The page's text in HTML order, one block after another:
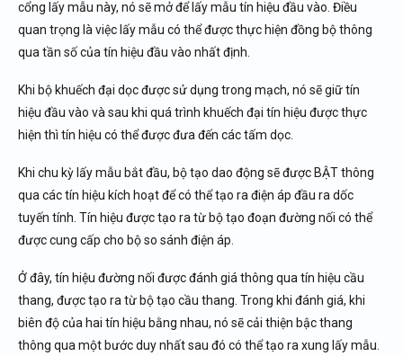
cổng lấy mẫu này, nó sẽ mở để lấy mẫu tín hiệu đầu vào. Điều
quan trọng là việc lấy mẫu có thể được thực hiện đồng bộ thông
qua tần số của tín hiệu đầu vào nhất định.
Khi bộ khuếch đại dọc được sử dụng trong mạch, nó sẽ giữ tín
hiệu đầu vào và sau khi quá trình khuếch đại tín hiệu được thực
hiện thì tín hiệu có thể được đưa đến các tấm dọc.
Khi chu kỳ lấy mẫu bắt đầu, bộ tạo dao động sẽ được BẬT thông
qua các tín hiệu kích hoạt để có thể tạo ra điện áp đầu ra dốc
tuyến tính. Tín hiệu được tạo ra từ bộ tạo đoạn đường nối có thể
được cung cấp cho bộ so sánh điện áp.
Ở đây, tín hiệu đường nối được đánh giá thông qua tín hiệu cầu
thang, được tạo ra từ bộ tạo cầu thang. Trong khi đánh giá, khi
biên độ của hai tín hiệu bằng nhau, nó sẽ cải thiện bậc thang
thông qua một bước duy nhất sau đó có thể tạo ra xung lấy mẫu.